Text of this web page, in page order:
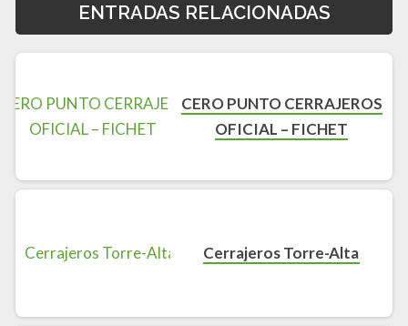
ENTRADAS RELACIONADAS
CERO PUNTO CERRAJEROS
OFICIAL – FICHET
Cerrajeros Torre-Alta